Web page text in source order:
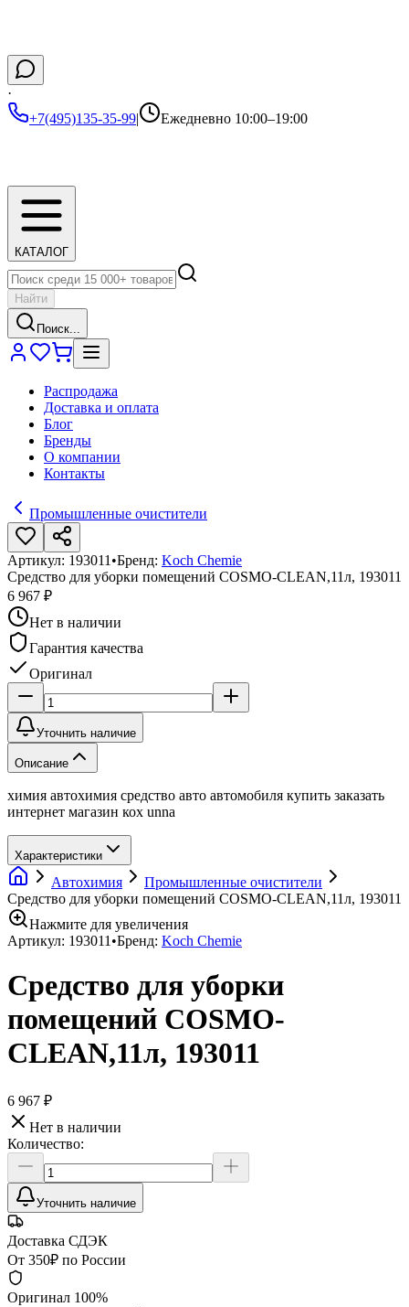
·
+7(495)135-35-99| Ежедневно 10:00–19:00
КАТАЛОГ
Найти
Поиск...
Распродажа
Доставка и оплата
Блог
Бренды
О компании
Контакты
Промышленные очистители
Артикул: 193011 •Бренд: Koch Chemie
Средство для уборки помещений COSMO-CLEAN,11л, 193011
6 967 ₽
Нет в наличии
Гарантия качества
Оригинал
Уточнить наличие
Описание
химия автохимия средство авто автомобиля купить заказать
интернет магазин кох unna
Характеристики
Автохимия
Промышленные очистители
Средство для уборки помещений COSMO-CLEAN,11л, 193011
Нажмите для увеличения
Артикул: 193011 •Бренд: Koch Chemie
Средство для уборки
помещений COSMO-
CLEAN,11л, 193011
6 967 ₽
Нет в наличии
Количество:
Уточнить наличие
Доставка СДЭК
От 350₽ по России
Оригинал 100%